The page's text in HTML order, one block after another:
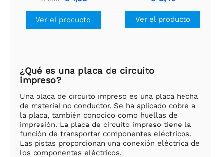
Ver el producto
- 2 piezas
Ver el producto
¿Qué es una placa de circuito
impreso?
Una placa de circuito impreso es una placa hecha
de material no conductor. Se ha aplicado cobre a
la placa, también conocido como huellas de
impresión. La placa de circuito impreso tiene la
función de transportar componentes eléctricos.
Las pistas proporcionan una conexión eléctrica de
los componentes eléctricos.